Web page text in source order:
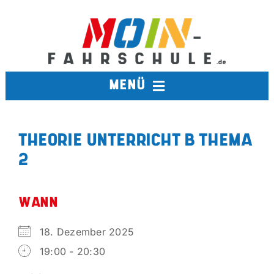
MENÜ
THEORIE UNTERRICHT B THEMA
2
WANN
18. Dezember 2025
19:00 - 20:30